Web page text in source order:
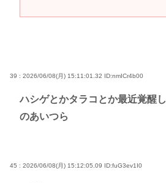
39 : 2026/06/08(月) 15:11:01.32 ID:nmICr4b00
ハシゲとかタラコとか最近覚醒
のあいつら
45 : 2026/06/08(月) 15:12:05.09 ID:fuG3ev1I0